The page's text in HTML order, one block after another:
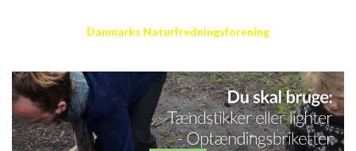
Danmarks Naturfredningsforening